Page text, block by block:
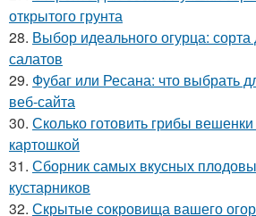
открытого грунта
28. Выбор идеального огурца: сорта
салатов
29. Фубаг или Ресана: что выбрать
веб-сайта
30. Сколько готовить грибы
картошкой
31. Сборник самых вкусных
кустарников
32. Скрытые сокровища вашего